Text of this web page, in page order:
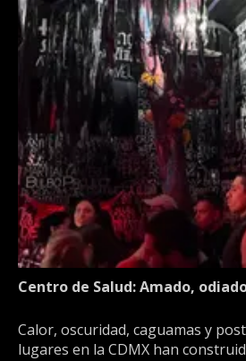
Centro de Salud: Amado,
Calor, oscuridad, caguamas y
lugares en la CDMX han